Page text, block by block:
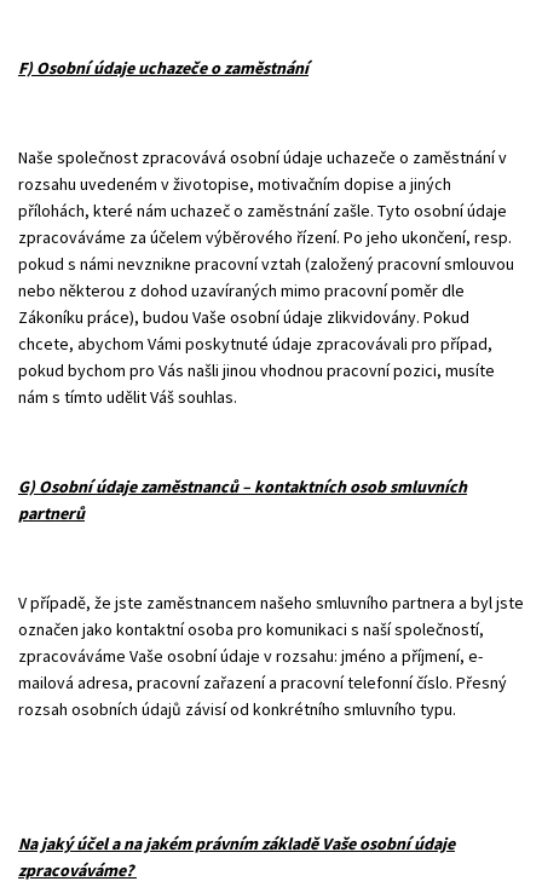
F) Osobní údaje uchazeče o zaměstnání
Naše společnost zpracovává osobní údaje uchazeče o zaměstnání v
rozsahu uvedeném v životopise, motivačním dopise a jiných
přílohách, které nám uchazeč o zaměstnání zašle. Tyto osobní údaje
zpracováváme za účelem výběrového řízení. Po jeho ukončení, resp.
pokud s námi nevznikne pracovní vztah (založený pracovní smlouvou
nebo některou z dohod uzavíraných mimo pracovní poměr dle
Zákoníku práce), budou Vaše osobní údaje zlikvidovány. Pokud
chcete, abychom Vámi poskytnuté údaje zpracovávali pro případ,
pokud bychom pro Vás našli jinou vhodnou pracovní pozici, musíte
nám s tímto udělit Váš souhlas.
G) Osobní údaje zaměstnanců – kontaktních osob smluvních
partnerů
V případě, že jste zaměstnancem našeho smluvního partnera a byl jste
označen jako kontaktní osoba pro komunikaci s naší společností,
zpracováváme Vaše osobní údaje v rozsahu: jméno a příjmení, e-
mailová adresa, pracovní zařazení a pracovní telefonní číslo. Přesný
rozsah osobních údajů závisí od konkrétního smluvního typu.
Na jaký účel a na jakém právním základě Vaše osobní údaje
zpracováváme?